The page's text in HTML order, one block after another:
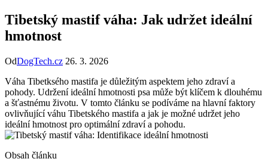
Tibetský mastif váha: Jak udržet ideální
hmotnost
OdDogTech.cz 26. 3. 2026
Váha Tibetksého mastifa je důležitým aspektem jeho zdraví a
pohody. Udržení ideální hmotnosti psa může být klíčem k dlouhému
a šťastnému životu. V tomto článku se podíváme na hlavní faktory
ovlivňující váhu Tibetského mastifa a jak je možné udržet jeho
ideální hmotnost pro optimální zdraví a pohodu.
Obsah článku